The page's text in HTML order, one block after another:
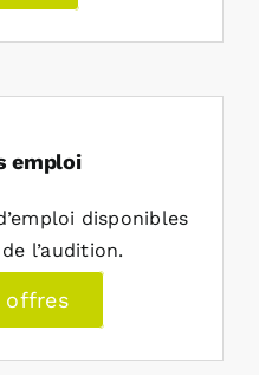
emploi
disponibles
l’audition.
offres